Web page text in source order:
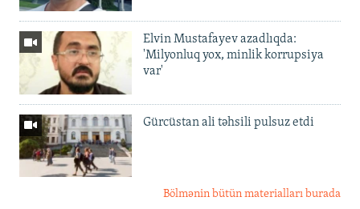
Elvin Mustafayev azadlıqda:
'Milyonluq yox, minlik korrupsiya
var'
Gürcüstan ali təhsili pulsuz etdi
Bölmənin bütün materialları burada